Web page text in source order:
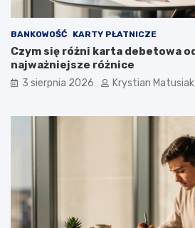
BANKOWOŚĆ KARTY PŁATNICZE
Czym się różni karta debetowa
najważniejsze różnice
3 sierpnia 2026 Krystian Matusiak